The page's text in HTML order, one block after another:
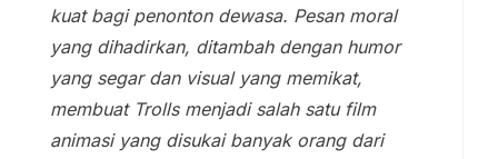
kuat bagi penonton dewasa. Pesan moral
yang dihadirkan, ditambah dengan humor
yang segar dan visual yang memikat,
membuat Trolls menjadi salah satu film
animasi yang disukai banyak orang dari